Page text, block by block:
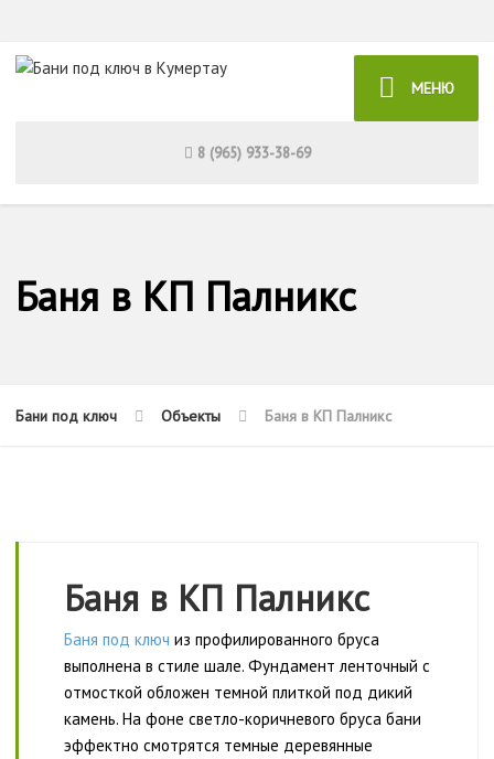
МЕНЮ
8 (965) 933-38-69
Баня в КП Палникс
Бани под ключ Объекты Баня в КП Палникс
Баня в КП Палникс
Баня под ключ из профилированного бруса
выполнена в стиле шале. Фундамент ленточный с
отмосткой обложен темной плиткой под дикий
камень. На фоне светло-коричневого бруса бани
эффектно смотрятся темные деревянные